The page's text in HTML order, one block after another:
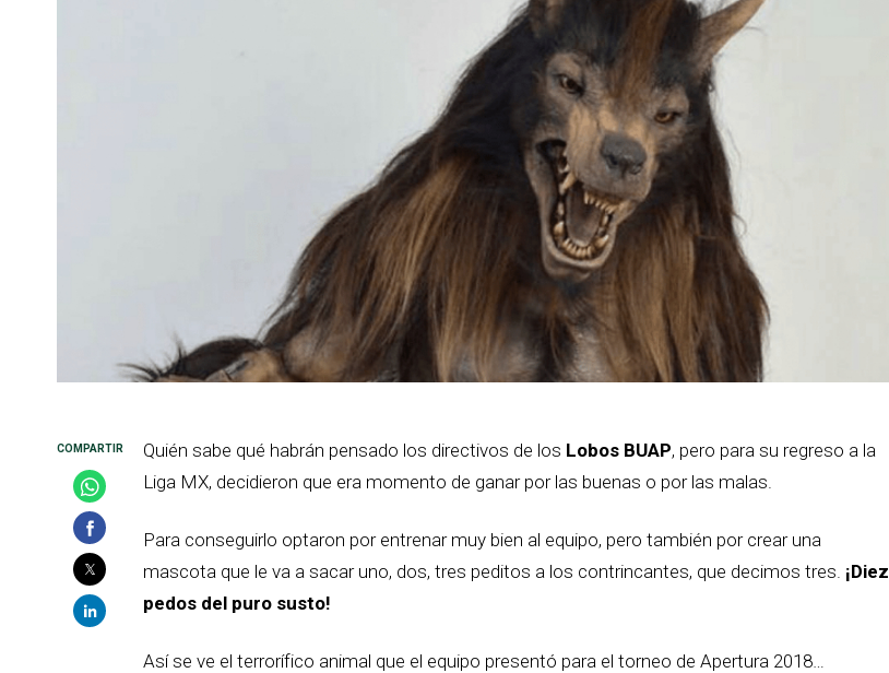
Quién sabe qué habrán pensado los directivos de los Lobos BUAP, pero para su regreso a la
Liga MX, decidieron que era momento de ganar por las buenas o por las malas.
Para conseguirlo optaron por entrenar muy bien al equipo, pero también por crear una
mascota que le va a sacar uno, dos, tres peditos a los contrincantes, que decimos tres. ¡Diez
pedos del puro susto!
Así se ve el terrorífico animal que el equipo presentó para el torneo de Apertura 2018…